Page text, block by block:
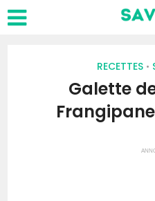
RECETTES •
Galette